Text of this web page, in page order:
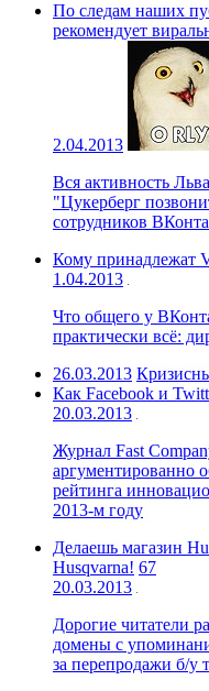
По следам наших
рекомендует
2.04.2013
Вся активность
"Цукерберг
сотрудников
Кому принадлежат
1.04.2013
Что общего у
практически всё:
26.03.2013
Как Facebook и
20.03.2013
Журнал Fast
аргументированно
рейтинга
2013-м году
Делаешь магазин
Husqvarna! 67
20.03.2013
Дорогие читатели
домены с
за перепродажи б/у